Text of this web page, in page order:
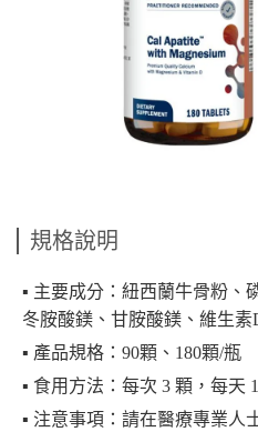
規格說明
▪︎ 主要成分：紐西蘭牛骨粉、
冬胺酸鎂、甘胺酸鎂、維生素
▪︎ 產品規格：90顆、180顆/瓶
▪︎ 食用方法：每次 3 顆，每天
▪︎ 注意事項：請在醫療專業人